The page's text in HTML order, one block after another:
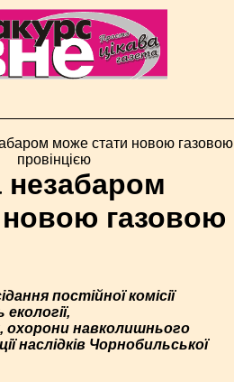
незабаром
газовою
постійної комісії
охорони навколишнього
наслідків Чорнобильської